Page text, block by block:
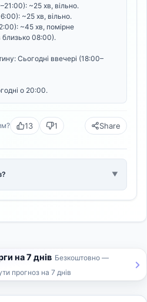
~25 хв, вільно.
~25 хв, вільно.
~45 хв, помірне
близько 08:00).
Сьогодні ввечері (18:00–
о 20:00.
13 1 Share
▼
на 7 днів Безкоштовно —
прогноз на 7 днів